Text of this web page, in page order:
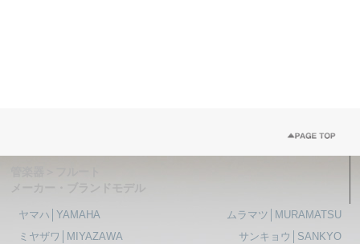
ヤマハ│YAMAHA
ムラマツ│MURAMATSU
ミヤザワ│MIYAZAWA
サンキョウ│SANKYO